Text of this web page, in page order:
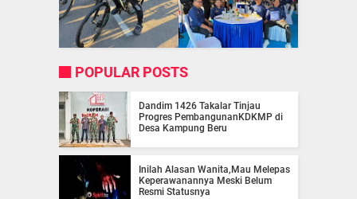
POPULAR POSTS
Dandim 1426 Takalar Tinjau
Progres PembangunanKDKMP di
Desa Kampung Beru
Inilah Alasan Wanita,Mau Melepas
Keperawanannya Meski Belum
Resmi Statusnya